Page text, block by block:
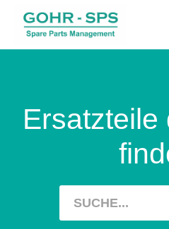
Ersatzteile